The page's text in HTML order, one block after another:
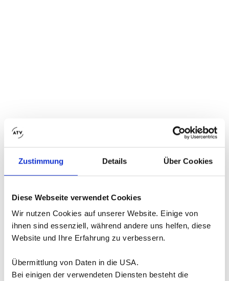
Zustimmung Details Über Cookies
Diese Webseite verwendet Cookies
Wir nutzen Cookies auf unserer Website. Einige von
ihnen sind essenziell, während andere uns helfen, diese
Website und Ihre Erfahrung zu verbessern.
Übermittlung von Daten in die USA.
Bei einigen der verwendeten Diensten besteht die